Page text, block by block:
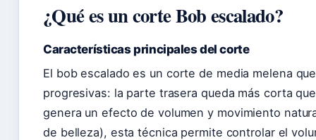
¿Qué es un corte Bob escalado?
Características principales del corte
El bob escalado es un corte de media melena
progresivas: la parte trasera queda más corta
genera un efecto de volumen y movimiento
de belleza), esta técnica permite controlar el